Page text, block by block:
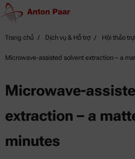
Trang chủ Dịch vụ & Hỗ trợ Hội thảo
Microwave-assisted solvent extraction – a
Microwave-
extraction – a
minutes